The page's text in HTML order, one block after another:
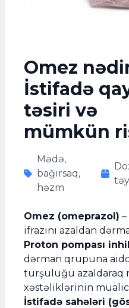
Omez
İstifadə
təsiri və
mümkün
Mədə,
bağırsaq,
həzm
Omez (omeprazol)
ifrazını azaldan
Proton pompası
dərman qrupuna
turşuluğu azaldaraq
xəstəliklərinin
İstifadə sahələri